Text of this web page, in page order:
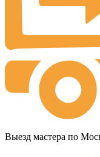
Выезд мастера по